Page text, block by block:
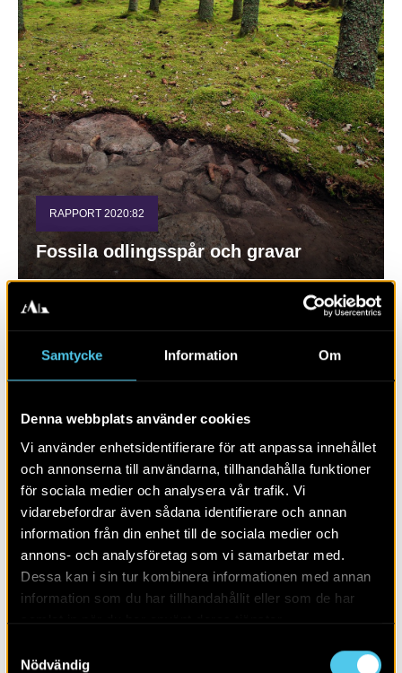
Samtycke Information Om
Denna webbplats använder cookies
Vi använder enhetsidentifierare för att anpassa innehållet
och annonserna till användarna, tillhandahålla funktioner
för sociala medier och analysera vår trafik. Vi
vidarebefordrar även sådana identifierare och annan
information från din enhet till de sociala medier och
annons- och analysföretag som vi samarbetar med.
Dessa kan i sin tur kombinera informationen med annan
information som du har tillhandahållit eller som de har
Nödvändig
RAPPORT 2020:82
Fossila odlingsspår och gravar
RAPPORT 2020:119
Väg 23